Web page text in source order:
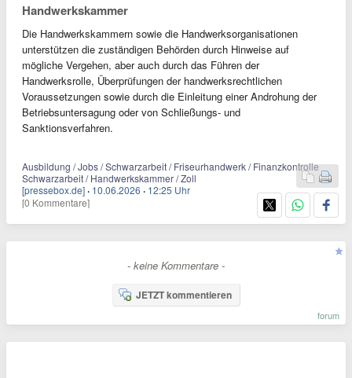
Handwerkskammer
Die Handwerkskammern sowie die Handwerksorganisationen
unterstützen die zuständigen Behörden durch Hinweise auf
mögliche Vergehen, aber auch durch das Führen der
Handwerksrolle, Überprüfungen der handwerksrechtlichen
Voraussetzungen sowie durch die Einleitung einer Androhung der
Betriebsuntersagung oder von Schließungs- und
Sanktionsverfahren.
Ausbildung / Jobs / Schwarzarbeit / Friseurhandwerk / Finanzkontrolle
Schwarzarbeit / Handwerkskammer / Zoll
[pressebox.de] · 10.06.2026 · 12:25 Uhr
[0 Kommentare]
- keine Kommentare -
JETZT kommentieren
forum